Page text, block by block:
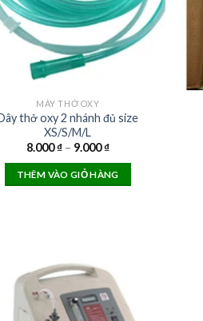
MÁY THỞ OXY
thở oxy 2 nhánh đủ size
XS/S/M/L
8.000₫– 9.000₫
THÊM VÀO GIỎ HÀNG